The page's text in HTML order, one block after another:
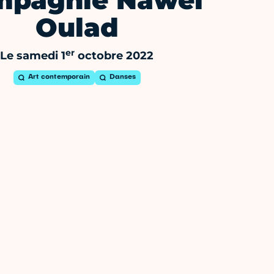
Oulad
Le samedi 1er octobre 2022
Art contemporain Danses